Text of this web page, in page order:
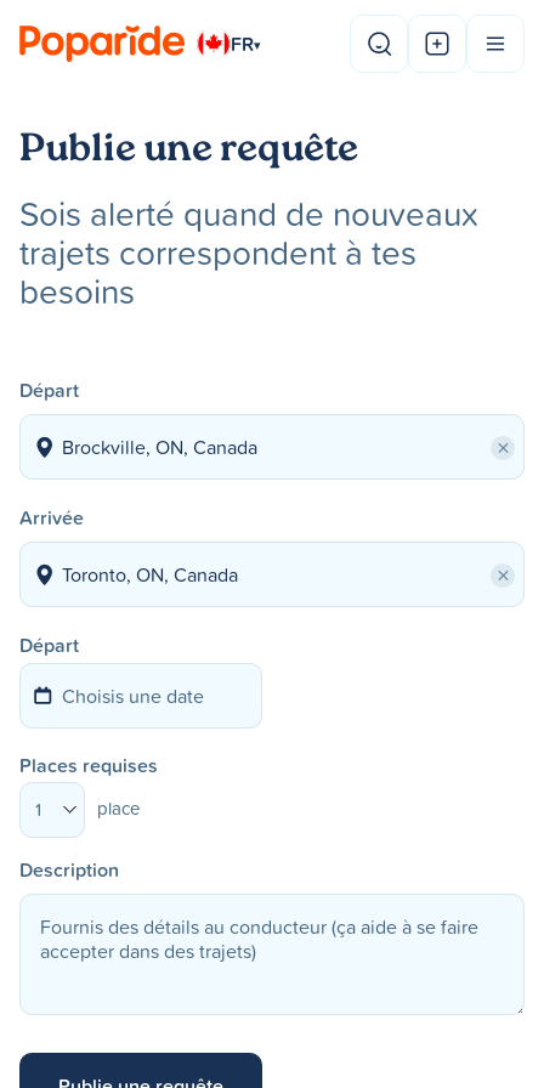
FR▾
Publie une requête
Sois alerté quand de nouveaux
trajets correspondent à tes
besoins
Départ
×
Arrivée
×
Départ
Places requises
1 place
Description